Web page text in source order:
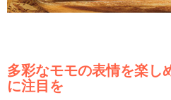
多彩なモモの表情を楽し
に注目を